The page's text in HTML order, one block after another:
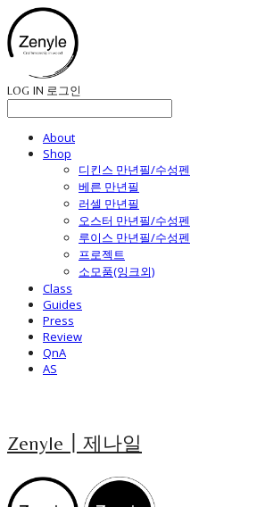
LOG IN 로그인
About
Shop
디킨스 만년필/수성펜
베른 만년필
러셀 만년필
오스터 만년필/수성펜
루이스 만년필/수성펜
프로젝트
소모품(잉크외)
Class
Guides
Press
Review
QnA
AS
Zenyle┃제나일